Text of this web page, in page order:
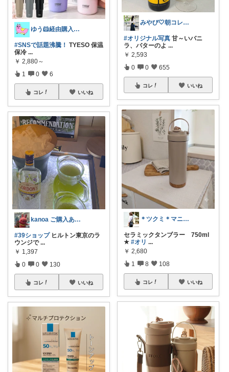
ゆう🐹経由購入感謝🙇‍♀️
#SNSで話題沸騰！ TYESO 保温
保冷 ...
￥ 2,880～
1 0 6
コレ いいね
kanoa ご購入ありがとうございます
#39ショップヒルトン東京のラ
ウンジで ...
￥ 1,397
0 0 130
コレ いいね
みやび‎🤍朝コレ、キッチン便利アイテム
#オリジナル写真 甘～いバニ
ラ、バターのよ ...
￥ 2,593
0 0 655
コレ いいね
＊ツクミ＊マニアッ区💗区民№43
セラミックタンブラー 750ml
★ #オリ ...
￥ 2,680
1 8 108
コレ いいね